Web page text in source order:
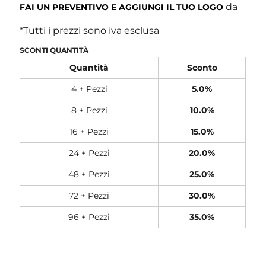
FAI UN PREVENTIVO E AGGIUNGI IL TUO LOGO da
*Tutti i prezzi sono iva esclusa
SCONTI QUANTITÀ
Quantità
Sconto
4 + Pezzi
5.0%
8 + Pezzi
10.0%
16 + Pezzi
15.0%
24 + Pezzi
20.0%
48 + Pezzi
25.0%
72 + Pezzi
30.0%
96 + Pezzi
35.0%